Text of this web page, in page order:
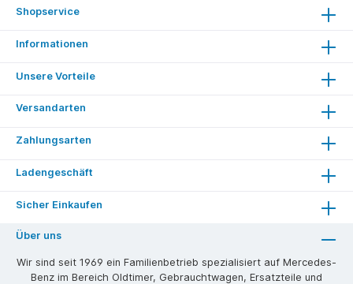
Shopservice
Informationen
Unsere Vorteile
Versandarten
Zahlungsarten
Ladengeschäft
Sicher Einkaufen
Über uns
Wir sind seit 1969 ein Familienbetrieb spezialisiert auf Mercedes-
Benz im Bereich Oldtimer, Gebrauchtwagen, Ersatzteile und